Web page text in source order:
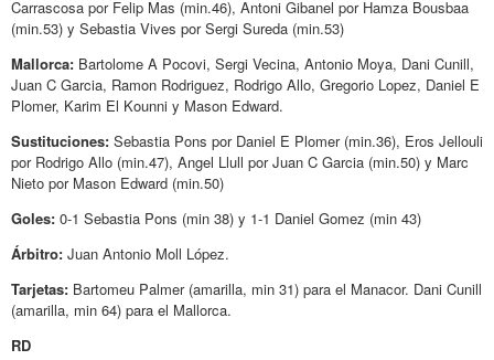
Carrascosa por Felip Mas (min.46), Antoni Gibanel por Hamza Bousbaa
(min.53) y Sebastia Vives por Sergi Sureda (min.53)
Mallorca: Bartolome A Pocovi, Sergi Vecina, Antonio Moya, Dani Cunill,
Juan C Garcia, Ramon Rodriguez, Rodrigo Allo, Gregorio Lopez, Daniel E
Plomer, Karim El Kounni y Mason Edward.
Sustituciones: Sebastia Pons por Daniel E Plomer (min.36), Eros Jellouli
por Rodrigo Allo (min.47), Angel Llull por Juan C Garcia (min.50) y Marc
Nieto por Mason Edward (min.50)
Goles: 0-1 Sebastia Pons (min 38) y 1-1 Daniel Gomez (min 43)
Árbitro: Juan Antonio Moll López.
Tarjetas: Bartomeu Palmer (amarilla, min 31) para el Manacor. Dani Cunill
(amarilla, min 64) para el Mallorca.
RD